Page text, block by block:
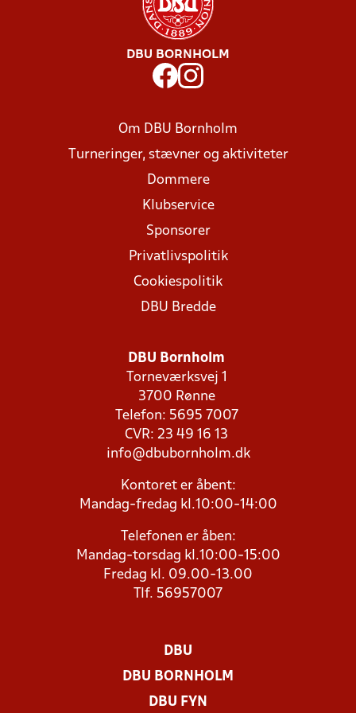
DBU BORNHOLM
Om DBU Bornholm
Turneringer, stævner og aktiviteter
Dommere
Klubservice
Sponsorer
Privatlivspolitik
Cookiespolitik
DBU Bredde
DBU Bornholm
Torneværksvej 1
3700 Rønne
Telefon: 5695 7007
CVR: 23 49 16 13
info@dbubornholm.dk
Kontoret er åbent:
Mandag-fredag kl.10:00-14:00
Telefonen er åben:
Mandag-torsdag kl.10:00-15:00
Fredag kl. 09.00-13.00
Tlf. 56957007
DBU
DBU BORNHOLM
DBU FYN